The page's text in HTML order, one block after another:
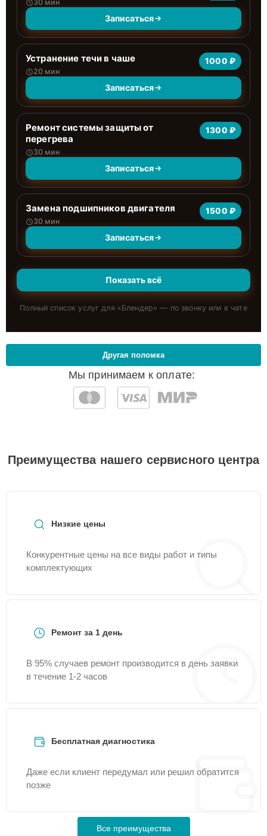
30 мин
Записаться
Устранение течи в чаше
20 мин
1000 ₽
Записаться
Ремонт системы защиты от
перегрева
30 мин
1300 ₽
Записаться
Замена подшипников двигателя
30 мин
1500 ₽
Записаться
Показать всё
Полный список услуг для «Блендер» — по звонку или в чате
Мы принимаем к оплате:
Другая поломка
Преимущества нашего сервисного центра
Низкие цены
Конкурентные цены на все виды работ и типы
комплектующих
Ремонт за 1 день
В 95% случаев ремонт производится в день заявки
в течение 1-2 часов
Бесплатная диагностика
Даже если клиент передумал или решил обратится
позже
Все преимущества